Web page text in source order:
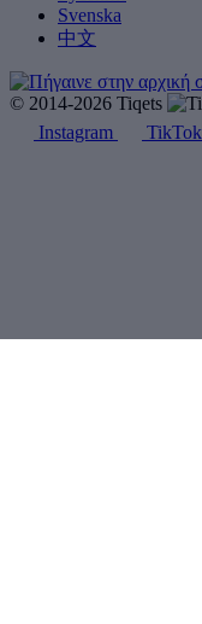
Svenska
中文
© 2014-2026 Tiqets
Instagram
TikTok